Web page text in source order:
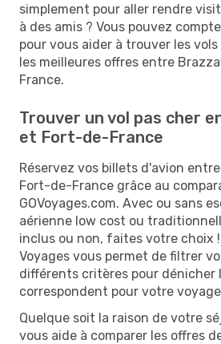
simplement pour aller rendre
à des amis ? Vous pouvez
pour vous aider à trouver les
les meilleures offres entre
France.
Trouver un vol pas cher
et Fort-de-France
Réservez vos billets d'avion
Fort-de-France grâce au
GOVoyages.com. Avec ou sans
aérienne low cost ou
inclus ou non, faites votre choix !
Voyages vous permet de filtrer
différents critères pour dénicher
correspondent pour votre
Quelque soit la raison de votre
vous aide à comparer les offres